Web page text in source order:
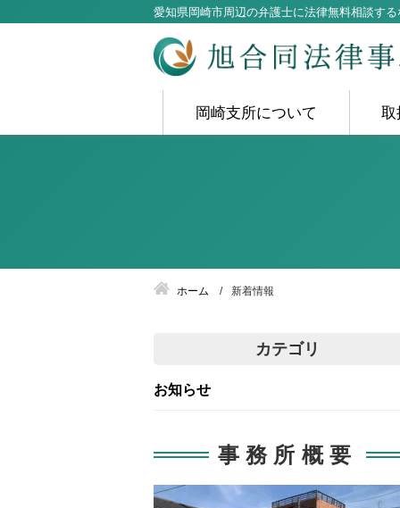
愛知県岡崎市周辺の弁護士に法律無料相談する
岡崎支所について 取
ホーム 新着情報
カテゴリ
お知らせ
事務所概要